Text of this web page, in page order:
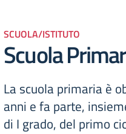
SCUOLA/ISTITUTO
Scuola
La scuola primaria è
anni e fa parte,
di I grado, del primo